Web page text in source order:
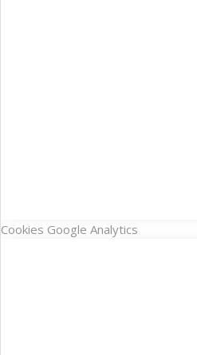
Cookies Google Analytics